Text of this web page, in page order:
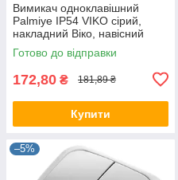
Вимикач одноклавішний
Palmiye IP54 VIKO сірий,
накладний Віко, навісний
настінний зовнішній
90555501
Готово до відправки
172,80 ₴ 181,89 ₴
Купити
–5%